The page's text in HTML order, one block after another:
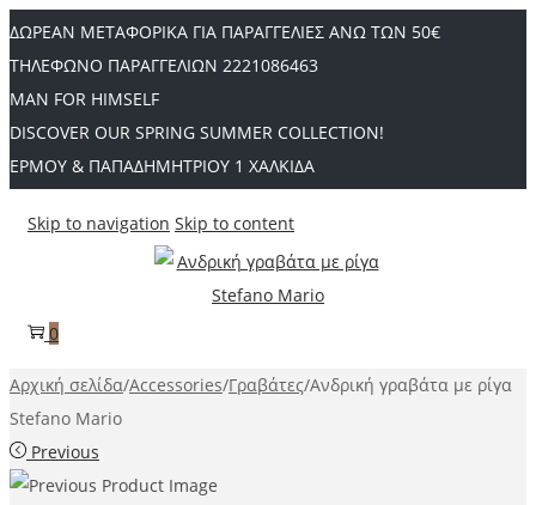
ΔΩΡΕΑΝ ΜΕΤΑΦΟΡΙΚΑ ΓΙΑ ΠΑΡΑΓΓΕΛΙΕΣ ΑΝΩ ΤΩΝ 50€
ΤΗΛΕΦΩΝΟ ΠΑΡΑΓΓΕΛΙΩΝ 2221086463
MAN FOR HIMSELF
DISCOVER OUR SPRING SUMMER COLLECTION!
ΕΡΜΟΥ & ΠΑΠΑΔΗΜΗΤΡΙΟΥ 1 ΧΑΛΚΙΔΑ
Skip to navigation Skip to content
0
Αρχική σελίδα/Accessories/Γραβάτες/Aνδρική γραβάτα με ρίγα
Stefano Mario
Previous